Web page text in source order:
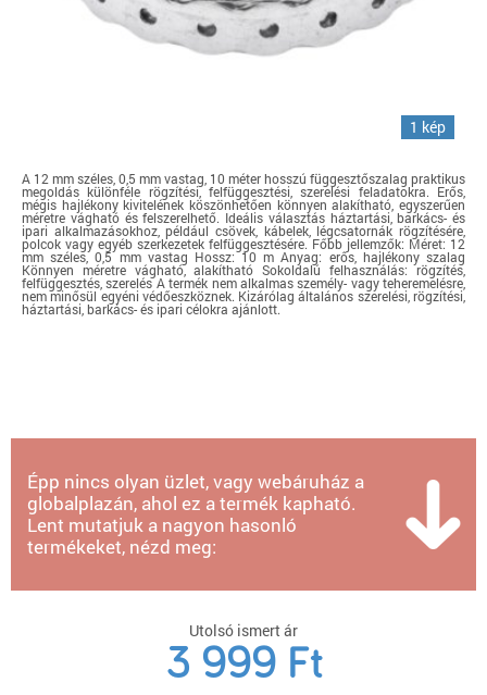
1 kép
A 12 mm széles, 0,5 mm vastag, 10 méter hosszú függesztőszalag praktikus
megoldás különféle rögzítési, felfüggesztési, szerelési feladatokra. Erős,
mégis hajlékony kivitelének köszönhetően könnyen alakítható, egyszerűen
méretre vágható és felszerelhető. Ideális választás háztartási, barkács- és
ipari alkalmazásokhoz, például csövek, kábelek, légcsatornák rögzítésére,
polcok vagy egyéb szerkezetek felfüggesztésére. Főbb jellemzők: Méret: 12
mm széles, 0,5 mm vastag Hossz: 10 m Anyag: erős, hajlékony szalag
Könnyen méretre vágható, alakítható Sokoldalú felhasználás: rögzítés,
felfüggesztés, szerelés A termék nem alkalmas személy- vagy teheremelésre,
nem minősül egyéni védőeszköznek. Kizárólag általános szerelési, rögzítési,
háztartási, barkács- és ipari célokra ajánlott.
Épp nincs olyan üzlet, vagy webáruház a
globalplazán, ahol ez a termék kapható.
Lent mutatjuk a nagyon hasonló
termékeket, nézd meg:
Utolsó ismert ár
3 999 Ft